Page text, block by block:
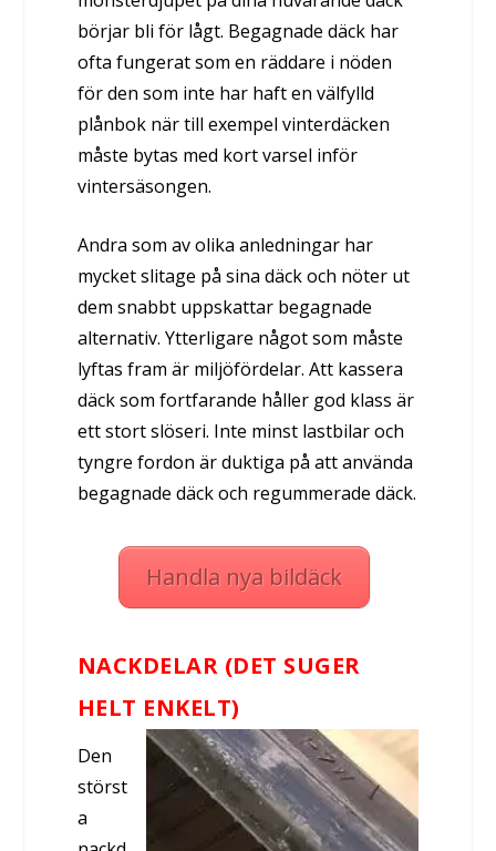
börjar bli för lågt. Begagnade däck har
ofta fungerat som en räddare i nöden
för den som inte har haft en välfylld
plånbok när till exempel vinterdäcken
måste bytas med kort varsel inför
vintersäsongen.
Andra som av olika anledningar har
mycket slitage på sina däck och nöter ut
dem snabbt uppskattar begagnade
alternativ. Ytterligare något som måste
lyftas fram är miljöfördelar. Att kassera
däck som fortfarande håller god klass är
ett stort slöseri. Inte minst lastbilar och
tyngre fordon är duktiga på att använda
begagnade däck och regummerade däck.
Handla nya bildäck
NACKDELAR (DET SUGER
HELT ENKELT)
Den
störst
a